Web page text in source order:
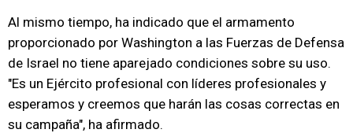
Al mismo tiempo, ha indicado que el armamento
proporcionado por Washington a las Fuerzas de Defensa
de Israel no tiene aparejado condiciones sobre su uso.
"Es un Ejército profesional con líderes profesionales y
esperamos y creemos que harán las cosas correctas en
su campaña", ha afirmado.